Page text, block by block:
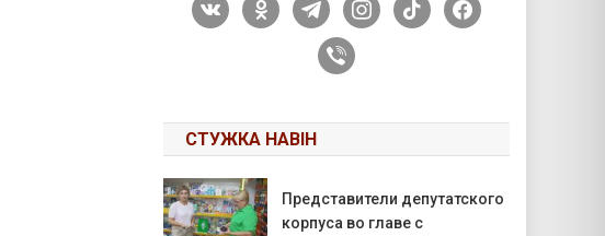
viber
СТУЖКА НАВІН
Представители депутатского
корпуса во главе с